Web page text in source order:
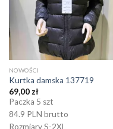
NOWOŚCI
Kurtka damska 137719
69,00 zł
Paczka 5 szt
84.9 PLN brutto
Rozmiary S-2XL